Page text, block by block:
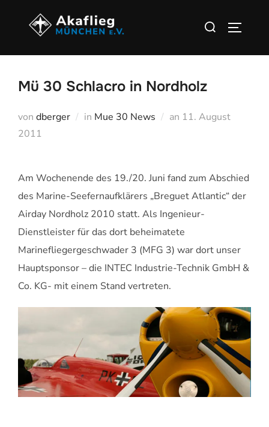
Inhalten
Suchen
Mü 30 Schlacro in Nordholz
von dberger in Mue 30 News an Veröffentlicht
11. August
2011
Am Wochenende des 19./20. Juni fand zum Abschied
des Marine-Seefernaufklärers „Breguet Atlantic“ der
Airday Nordholz 2010 statt. Als Ingenieur-
Dienstleister für das dort beheimatete
Marinefliegergeschwader 3 (MFG 3) war dort unser
Hauptsponsor – die INTEC Industrie-Technik GmbH &
Co. KG- mit einem Stand vertreten.